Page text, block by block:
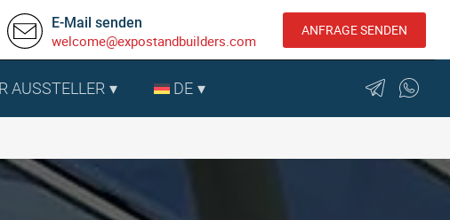
E-Mail senden
welcome@expostandbuilders.com
ANFRAGE SENDEN
AUSSTELLER DE